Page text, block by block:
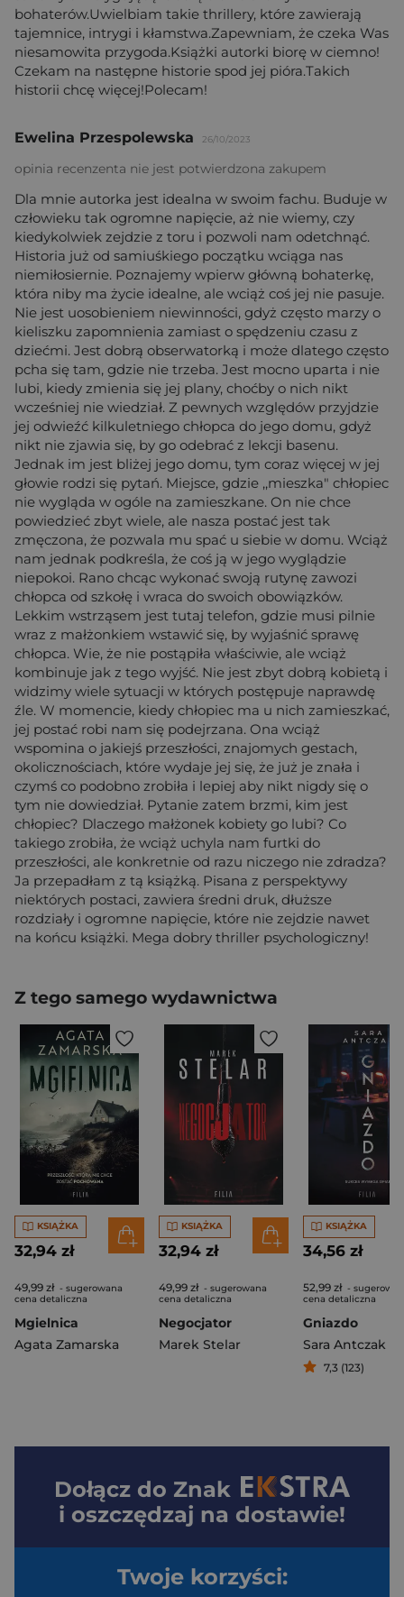
bohaterów.Uwielbiam takie thrillery, które zawierają
tajemnice, intrygi i kłamstwa.Zapewniam, że czeka Was
niesamowita przygoda.Książki autorki biorę w ciemno!
Czekam na następne historie spod jej pióra.Takich
historii chcę więcej!Polecam!
Ewelina Przespolewska 26/10/2023
opinia recenzenta nie jest potwierdzona zakupem
Dla mnie autorka jest idealna w swoim fachu. Buduje w
człowieku tak ogromne napięcie, aż nie wiemy, czy
kiedykolwiek zejdzie z toru i pozwoli nam odetchnąć.
Historia już od samiuśkiego początku wciąga nas
niemiłosiernie. Poznajemy wpierw główną bohaterkę,
która niby ma życie idealne, ale wciąż coś jej nie pasuje.
Nie jest uosobieniem niewinności, gdyż często marzy o
kieliszku zapomnienia zamiast o spędzeniu czasu z
dziećmi. Jest dobrą obserwatorką i może dlatego często
pcha się tam, gdzie nie trzeba. Jest mocno uparta i nie
lubi, kiedy zmienia się jej plany, choćby o nich nikt
wcześniej nie wiedział. Z pewnych względów przyjdzie
jej odwieźć kilkuletniego chłopca do jego domu, gdyż
nikt nie zjawia się, by go odebrać z lekcji basenu.
Jednak im jest bliżej jego domu, tym coraz więcej w jej
głowie rodzi się pytań. Miejsce, gdzie ,,mieszka" chłopiec
nie wygląda w ogóle na zamieszkane. On nie chce
powiedzieć zbyt wiele, ale nasza postać jest tak
zmęczona, że pozwala mu spać u siebie w domu. Wciąż
nam jednak podkreśla, że coś ją w jego wyglądzie
niepokoi. Rano chcąc wykonać swoją rutynę zawozi
chłopca od szkołę i wraca do swoich obowiązków.
Lekkim wstrząsem jest tutaj telefon, gdzie musi pilnie
wraz z małżonkiem wstawić się, by wyjaśnić sprawę
chłopca. Wie, że nie postąpiła właściwie, ale wciąż
kombinuje jak z tego wyjść. Nie jest zbyt dobrą kobietą i
widzimy wiele sytuacji w których postępuje naprawdę
źle. W momencie, kiedy chłopiec ma u nich zamieszkać,
jej postać robi nam się podejrzana. Ona wciąż
wspomina o jakiejś przeszłości, znajomych gestach,
okolicznościach, które wydaje jej się, że już je znała i
czymś co podobno zrobiła i lepiej aby nikt nigdy się o
tym nie dowiedział. Pytanie zatem brzmi, kim jest
chłopiec? Dlaczego małżonek kobiety go lubi? Co
takiego zrobiła, że wciąż uchyla nam furtki do
przeszłości, ale konkretnie od razu niczego nie zdradza?
Ja przepadłam z tą książką. Pisana z perspektywy
niektórych postaci, zawiera średni druk, dłuższe
rozdziały i ogromne napięcie, które nie zejdzie nawet
na końcu książki. Mega dobry thriller psychologiczny!
Z tego samego wydawnictwa
KSIĄŻKA
32,94 zł
49,99 zł - sugerowana
cena detaliczna
Mgielnica
Agata Zamarska
KSIĄŻKA
32,94 zł
49,99 zł - sugerowana
cena detaliczna
Negocjator
Marek Stelar
KSIĄŻKA
34,56 zł
52,99 zł -
cena detaliczna
Gniazdo
Sara Antczak
7,3 (123)
Dołącz do Znak
i oszczędzaj na dostawie!
Twoje korzyści: